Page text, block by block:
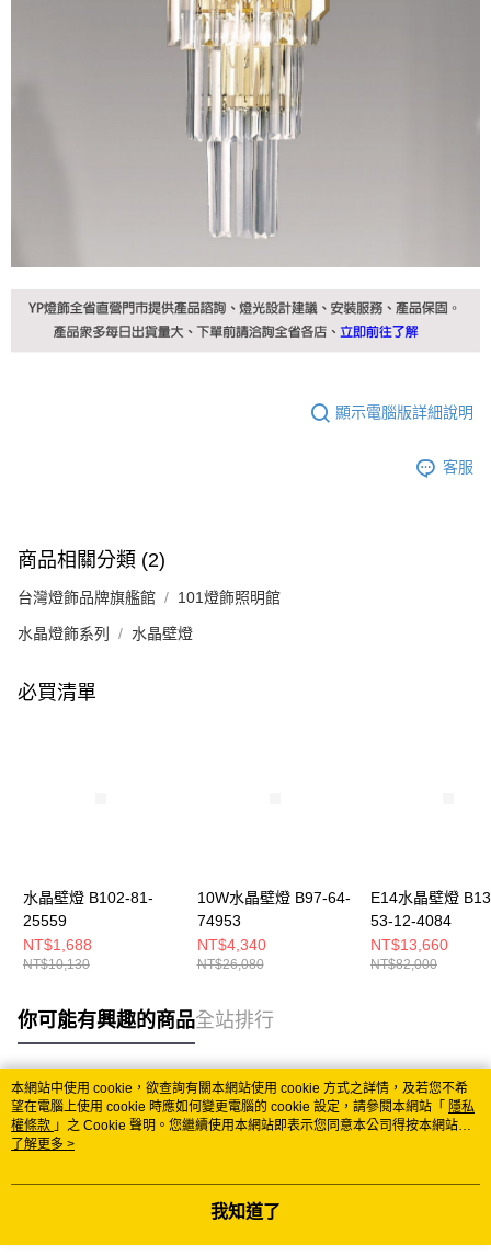
顯示電腦版詳細說明
客服
商品相關分類 (2)
台灣燈飾品牌旗艦館 101燈飾照明館
水晶燈飾系列 水晶壁燈
必買清單
水晶壁燈 B102-81-
25559
NT$1,688
NT$10,130
10W水晶壁燈 B97-64-
74953
NT$4,340
NT$26,080
E14水晶壁燈
53-12-4084
NT$13,660
NT$82,000
你可能有興趣的商品全站排行
熱門標籤
本網站中使用 cookie，欲查詢有關本網站使用 cookie 方式之詳情，及若您不希
望在電腦上使用 cookie 時應如何變更電腦的 cookie 設定，請參閱本網站「 隱私
權條款 」之 Cookie 聲明。您繼續使用本網站即表示您同意本公司得按本網站使
用條款之 Cookie 聲明使用 cookie。
了解更多 >
我知道了